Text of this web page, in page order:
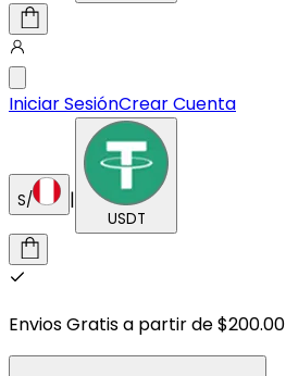
Iniciar SesiónCrear Cuenta
S/ |
USDT
Envios Gratis a partir de $200.00